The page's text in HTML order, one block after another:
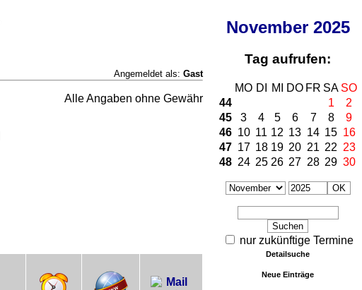
November 2025
Tag aufrufen:
MO DI MI DO FR SA SO
44
1
2
45
3 4 5 6 7 8
9
46 10 11 12 13 14 15 16
47 17 18 19 20 21 22 23
48 24 25 26 27 28 29 30
nur zukünftige Termine
Detailsuche
Neue Einträge
Angemeldet als: Gast
Alle Angaben ohne Gewähr